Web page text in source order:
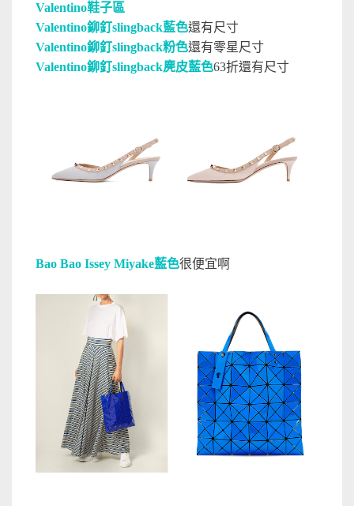
Valentino鞋子區
Valentino鉚釘slingback藍色還有尺寸
Valentino鉚釘slingback粉色還有零星尺寸
Valentino鉚釘slingback麂皮藍色63折還有尺寸
Bao Bao Issey Miyake藍色很便宜啊